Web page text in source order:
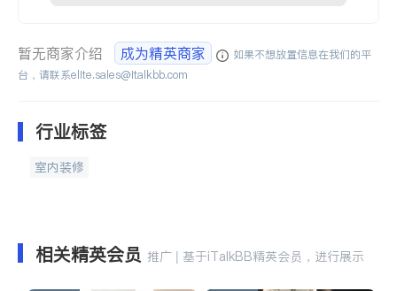
暂无商家介绍 成为精英商家
如果不想放置信息在我们的平
台，请联系elite.sales@italkbb.com
行业标签
室内装修
相关精英会员 推广 | 基于iTalkBB精英会员，进行展示